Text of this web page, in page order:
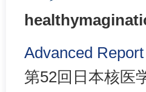
Advanced
第52回日本核医